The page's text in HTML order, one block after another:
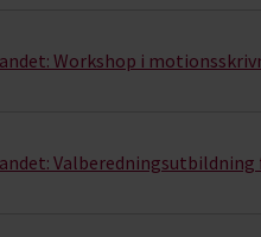
Workshop i
Valberedningsutbildning